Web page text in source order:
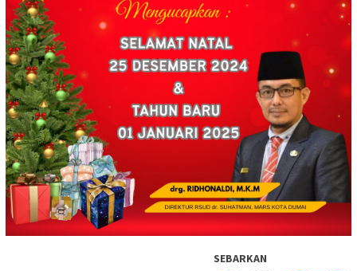
SEBARKAN